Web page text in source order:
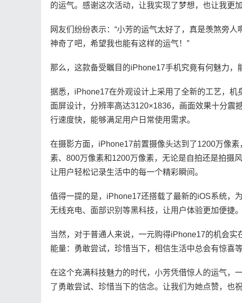
的运气。感谢这次活动，让我实现了梦想，也让我更
网友们纷纷表示：“小芳的运气太好了，真是羡煞旁人
神奇了吧，希望我也能有这样的运气！”
那么，这款备受瞩目的iPhone17手机究竟有何魅力，
据悉，iPhone17在外观设计上采用了全新的工艺，
面屏设计，分辨率高达3120×1836，画面效果十分震
行速度快，能够满足用户日常使用需求。
在摄影方面，iPhone17前置摄像头达到了1200万像
素、800万像素和1200万像素，无论是自拍还是拍摄
让用户轻松记录生活中的每一个精彩瞬间。
值得一提的是，iPhone17还搭载了最新的iOS系统，
无线充电、面部识别等黑科技，让用户体验更加便捷。
当然，对于普通人来说，一元购得iPhone17的机会
能量：勇敢尝试，珍惜当下，相信生活中总会有惊喜等
在这个充满科技魅力的时代，小芳凭借惊人的运气，
了勇敢尝试、珍惜当下的信念。让我们为她点赞，也